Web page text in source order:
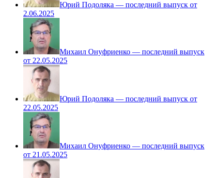
Юрий Подоляка — последний выпуск от
2.06.2025
Михаил Онуфриенко — последний выпуск
от 22.05.2025
Юрий Подоляка — последний выпуск от
22.05.2025
Михаил Онуфриенко — последний выпуск
от 21.05.2025